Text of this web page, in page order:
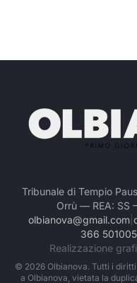
Tribunale di Tempio
Orrù — REA: SS
olbianova@gmail.com
366
Realizzazione
© 2026Olbianova. Tutti i
a Olbianova, vietata la